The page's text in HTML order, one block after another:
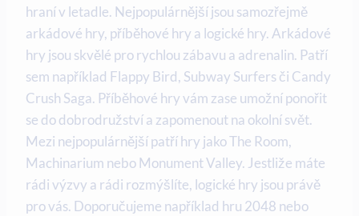
hraní v letadle. Nejpopulárnější jsou samozřejmě
arkádové hry, příběhové hry a logické hry. Arkádové
hry jsou skvělé pro rychlou zábavu a adrenalin. Patří
sem například Flappy Bird, Subway Surfers či Candy
Crush Saga. Příběhové hry vám zase umožní ponořit
se do dobrodružství a zapomenout na okolní svět.
Mezi nejpopulárnější patří hry jako The Room,
Machinarium nebo Monument Valley. Jestliže máte
rádi výzvy a rádi rozmýšlíte, logické hry jsou právě
pro vás. Doporučujeme například hru 2048 nebo